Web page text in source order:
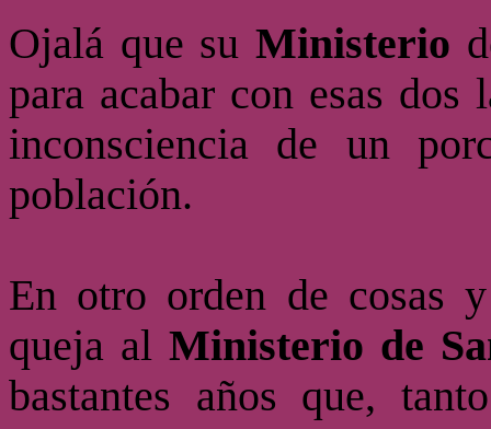
Ojalá que suMinisterio
para acabar con esas
inconsciencia de un
población.
En otro orden de cosas
queja alMinisterio de
bastantes años que,